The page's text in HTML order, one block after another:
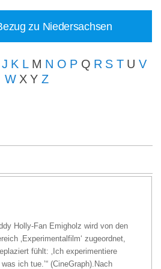
zu Niedersachsen
J K LM N O PQ R S TU V
WX Y Z
Holly-Fan Emigholz wird von den
‚Experimentalfilm‘ zugeordnet,
fühlt: ‚Ich experimentiere
ich tue.’“ (CineGraph).Nach